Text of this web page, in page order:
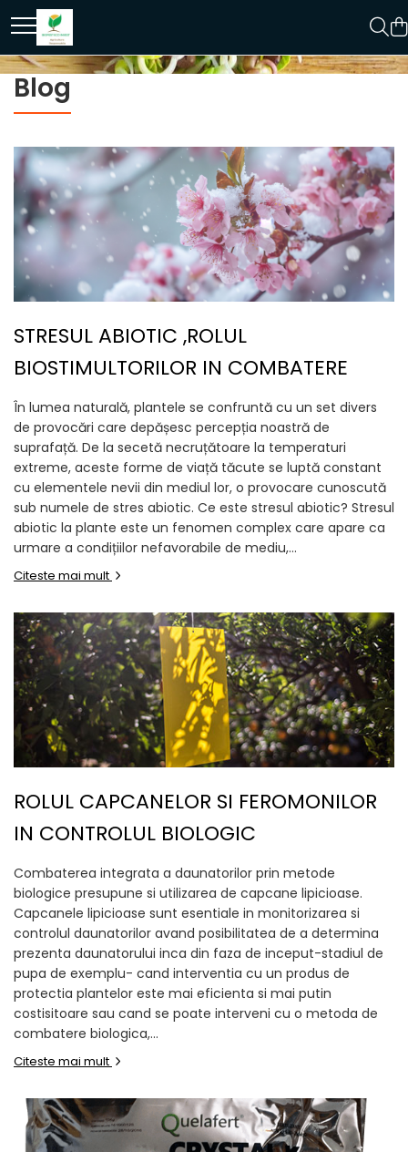
Blog
STRESUL ABIOTIC ,ROLUL
BIOSTIMULTORILOR IN COMBATERE
În lumea naturală, plantele se confruntă cu un set divers
de provocări care depășesc percepția noastră de
suprafață. De la secetă necruțătoare la temperaturi
extreme, aceste forme de viață tăcute se luptă constant
cu elementele nevii din mediul lor, o provocare cunoscută
sub numele de stres abiotic. Ce este stresul abiotic? Stresul
abiotic la plante este un fenomen complex care apare ca
urmare a condițiilor nefavorabile de mediu,...
Citeste mai mult
ROLUL CAPCANELOR SI FEROMONILOR
IN CONTROLUL BIOLOGIC
Combaterea integrata a daunatorilor prin metode
biologice presupune si utilizarea de capcane lipicioase.
Capcanele lipicioase sunt esentiale in monitorizarea si
controlul daunatorilor avand posibilitatea de a determina
prezenta daunatorului inca din faza de inceput-stadiul de
pupa de exemplu- cand interventia cu un produs de
protectia plantelor este mai eficienta si mai putin
costisitoare sau cand se poate interveni cu o metoda de
combatere biologica,...
Citeste mai mult